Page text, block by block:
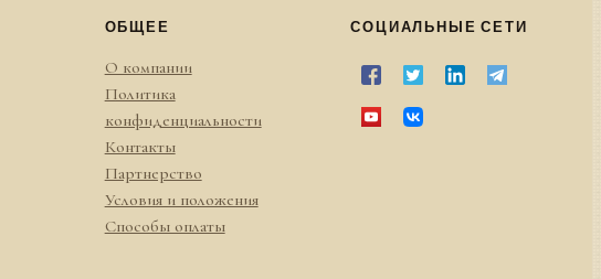
ОБЩЕЕ
О компании
Политика
конфиденциальности
Контакты
Партнерство
Условия и положения
Способы оплаты
СОЦИАЛЬНЫЕ СЕТИ